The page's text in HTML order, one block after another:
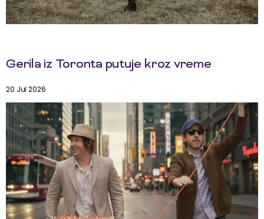
Gerila iz Toronta putuje kroz vreme
20 Jul 2026